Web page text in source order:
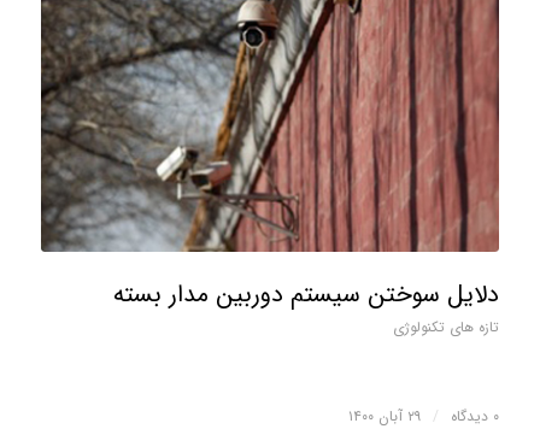
دلایل سوختن سیستم دوربین مدار بسته
تازه های تکنولوژی
۰ دیدگاه / ۲۹ آبان ۱۴۰۰